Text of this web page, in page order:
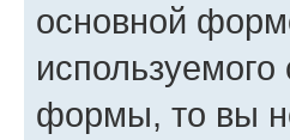
основной
формы, то вы